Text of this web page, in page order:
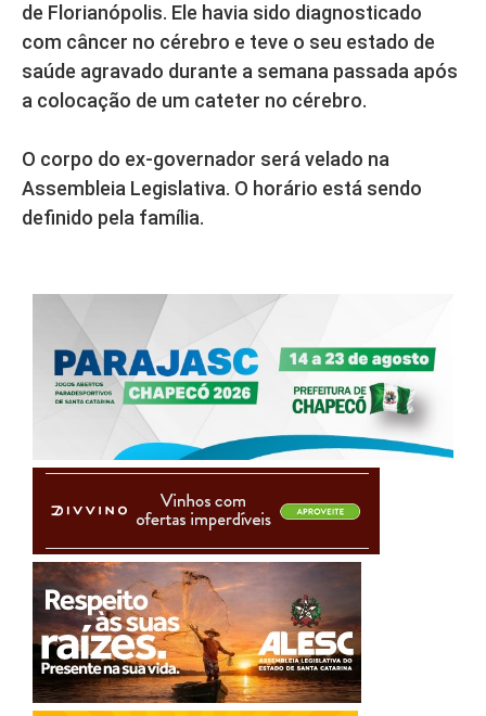
de Florianópolis. Ele havia sido diagnosticado
com câncer no cérebro e teve o seu estado de
saúde agravado durante a semana passada após
a colocação de um cateter no cérebro.
O corpo do ex-governador será velado na
Assembleia Legislativa. O horário está sendo
definido pela família.